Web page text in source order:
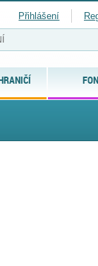
Přihlášení